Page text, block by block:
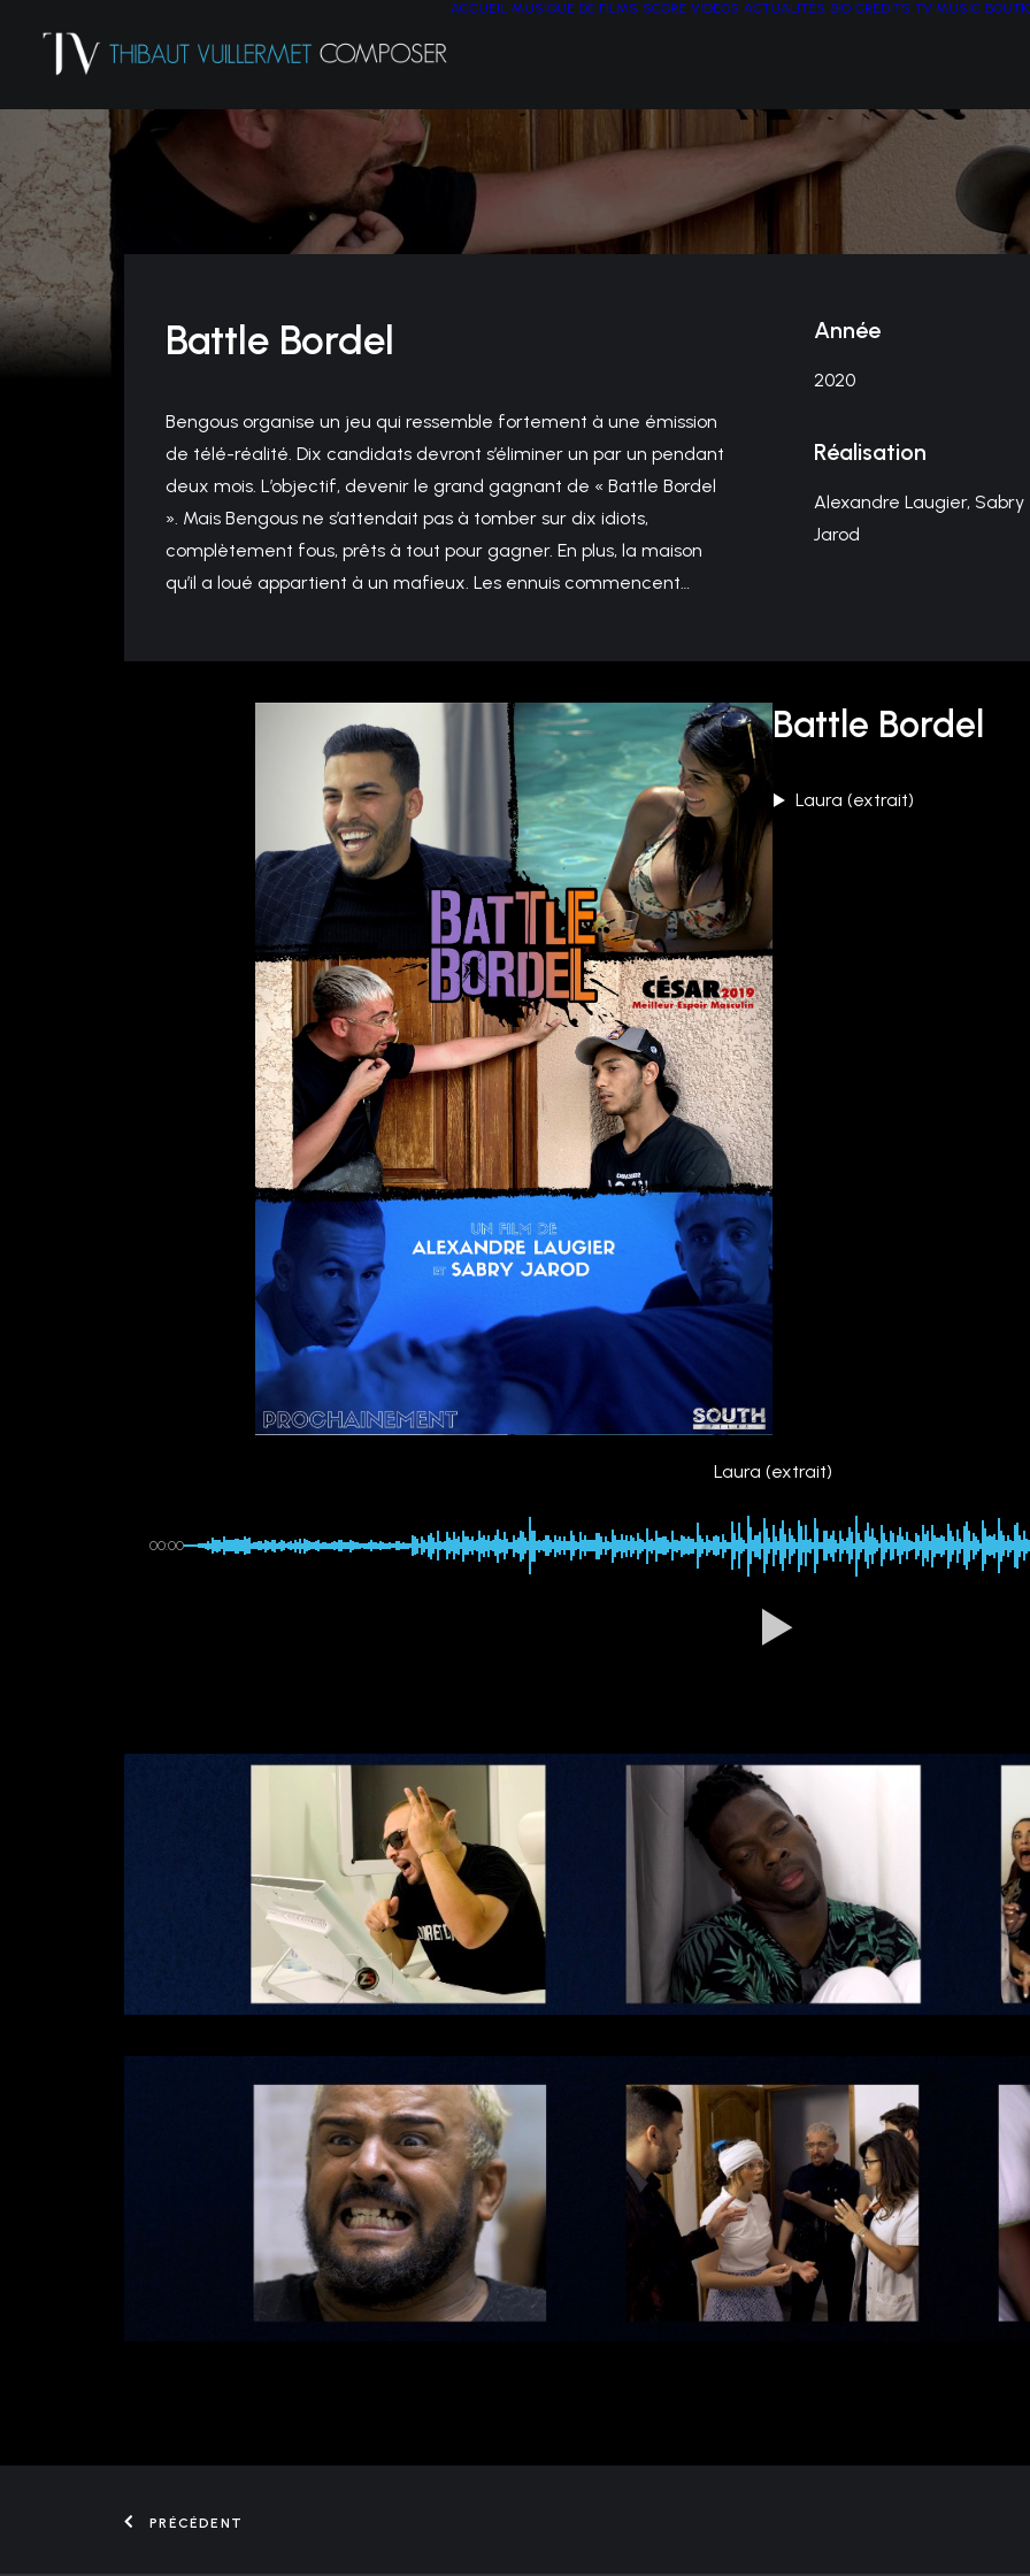
ACCUEIL MUSIQUE DE FILMS SCORE VIDEOS ACTUALITÉS BIO CREDITS TV MUSIC
Battle Bordel
Bengous organise un jeu qui ressemble fortement à une émission
de télé-réalité. Dix candidats devront s’éliminer un par un pendant
deux mois. L’objectif, devenir le grand gagnant de « Battle Bordel
». Mais Bengous ne s’attendait pas à tomber sur dix idiots,
complètement fous, prêts à tout pour gagner. En plus, la maison
qu’il a loué appartient à un mafieux. Les ennuis commencent…
Année
2020
Réalisation
Alexandre Laugier, Sabry
Jarod
Battle Bordel
Laura (extrait)
Laura (extrait)
00:00
PRÉCÉDENT